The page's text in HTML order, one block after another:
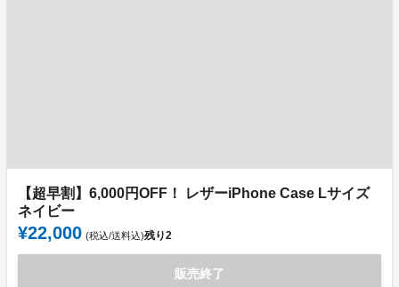
【超早割】6,000円OFF！ レザーiPhone Case Lサイズ
ネイビー
¥22,000 (税込/送料込)残り2
販売終了